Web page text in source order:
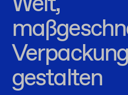
gestalten